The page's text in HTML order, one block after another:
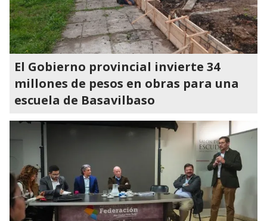
El Gobierno provincial invierte 34
millones de pesos en obras para una
escuela de Basavilbaso